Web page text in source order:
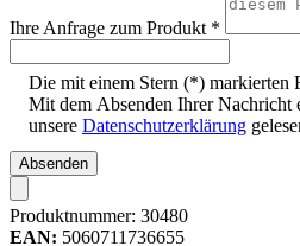
Ihre Anfrage zum Produkt *
Die mit einem Stern (*) markierten
Mit dem Absenden Ihrer Nachricht
unsere Datenschutzerklärung
Absenden
Produktnummer: 30480
EAN: 5060711736655